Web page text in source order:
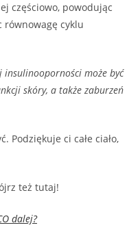
częściowo, powodując
równowagę cyklu
insulinooporności może być
skóry, a także zaburzeń
Podziękuje ci całe ciało,
też tutaj!
dalej?